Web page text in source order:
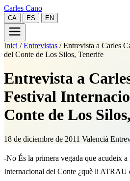
Carles Cano
CA ES EN
Inici / Entrevistas / Entrevista a Carles
del Conte de Los Silos, Tenerife
Entrevista a
Festival
Conte de Los
18 de diciembre de 2011 Valencià
-No És la primera vegada que acudeix
Internacional del Conte ¿què li ATRAU